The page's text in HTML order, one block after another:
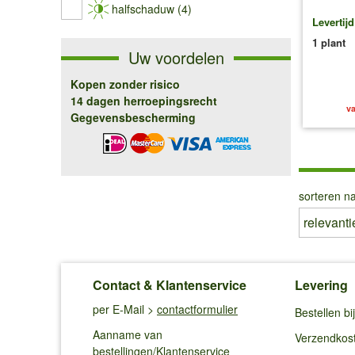
1 plant
sorteren
halfschaduw (4)
Uw voordelen
Kopen zonder risico
14 dagen herroepingsrecht
Gegevensbescherming
Contact & Klantenservice
per E-Mail > contactformulier
Aanname van
bestellingen/Klantenservice
Levering
Bestellen